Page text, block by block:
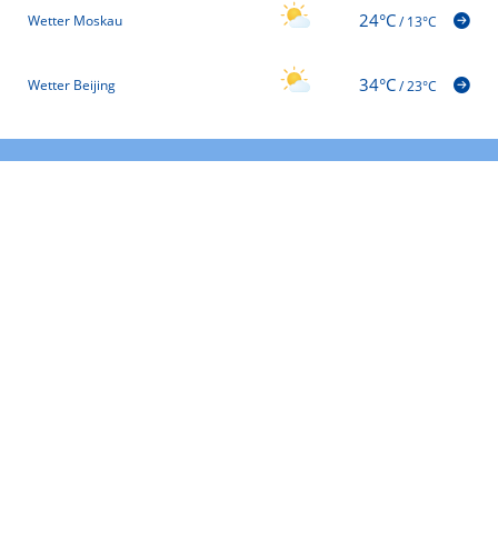
Wetter Moskau 24°C/13°C
Wetter Beijing 34°C/23°C